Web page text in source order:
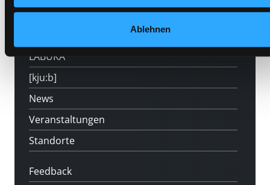
Ablehnen
Mitgliedschaft
LABUKA
[kju:b]
News
Veranstaltungen
Standorte
Feedback